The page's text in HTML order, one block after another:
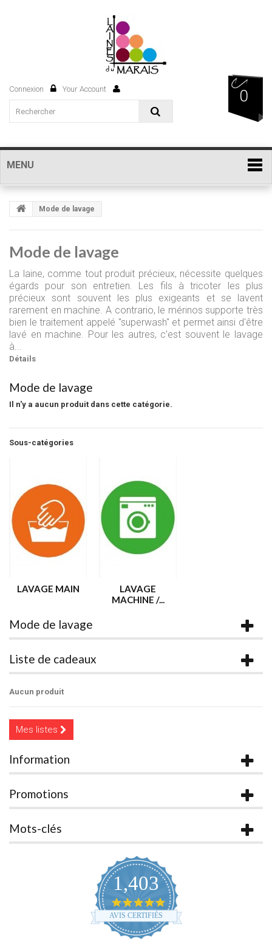
0
Connexion Your Account
MENU
Mode de lavage
Mode de lavage
La laine, comme tout produit précieux, nécessite quelques
égards pour son entretien. Les fils à tricoter les plus
précieux sont souvent les plus exigeants et se lavent
rarement en machine. A contrario, le mérinos supporte très
bien le traitement appelé "superwash" et permet ainsi d'être
lavé en machine. Pour les autres, c'est souvent le lavage
à...
Détails
Mode de lavage
Il n'y a aucun produit dans cette catégorie.
Sous-catégories
LAVAGE MAIN
LAVAGE
MACHINE /...
Mode de lavage
Liste de cadeaux
Aucun produit
Mes listes
Information
Promotions
Mots-clés
1,403
4.9
star
rating
AVIS CERTIFIÉS